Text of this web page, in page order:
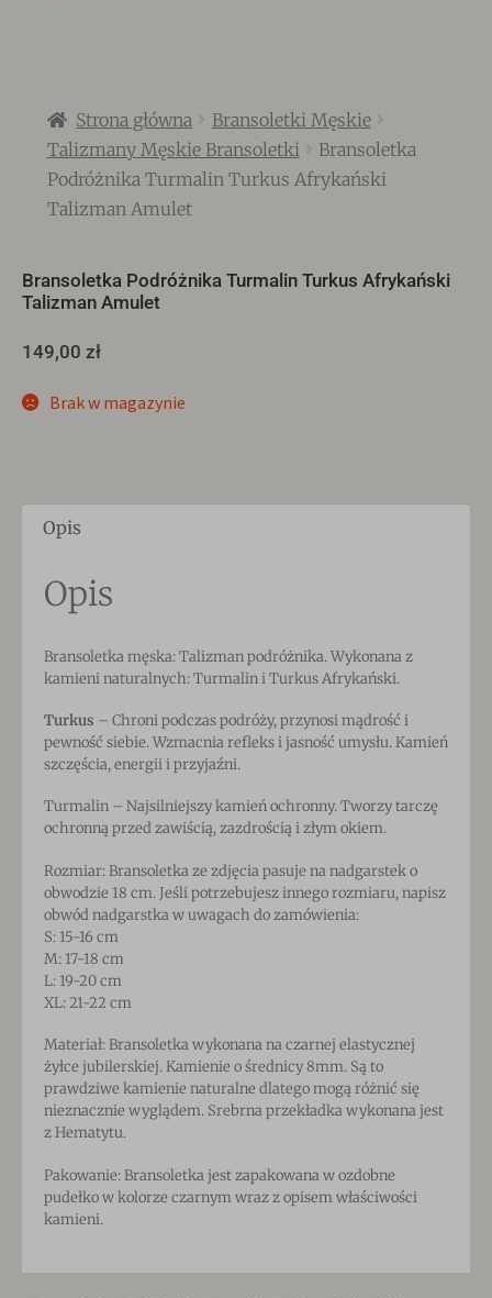
Strona główna
Bransoletki Męskie
Talizmany Męskie Bransoletki
Bransoletka
Podróżnika Turmalin Turkus Afrykański
Talizman Amulet
Bransoletka Podróżnika Turmalin Turkus Afrykański
Talizman Amulet
149,00 zł
Brak w magazynie
Opis
Opis
Bransoletka męska: Talizman podróżnika. Wykonana z
kamieni naturalnych: Turmalin i Turkus Afrykański.
Turkus – Chroni podczas podróży, przynosi mądrość i
pewność siebie. Wzmacnia refleks i jasność umysłu. Kamień
szczęścia, energii i przyjaźni.
Turmalin – Najsilniejszy kamień ochronny. Tworzy tarczę
ochronną przed zawiścią, zazdrością i złym okiem.
Rozmiar: Bransoletka ze zdjęcia pasuje na nadgarstek o
obwodzie 18 cm. Jeśli potrzebujesz innego rozmiaru, napisz
obwód nadgarstka w uwagach do zamówienia:
S: 15-16 cm
M: 17-18 cm
L: 19-20 cm
XL: 21-22 cm
Materiał: Bransoletka wykonana na czarnej elastycznej
żyłce jubilerskiej. Kamienie o średnicy 8mm. Są to
prawdziwe kamienie naturalne dlatego mogą różnić się
nieznacznie wyglądem. Srebrna przekładka wykonana jest
z Hematytu.
Pakowanie: Bransoletka jest zapakowana w ozdobne
pudełko w kolorze czarnym wraz z opisem właściwości
kamieni.